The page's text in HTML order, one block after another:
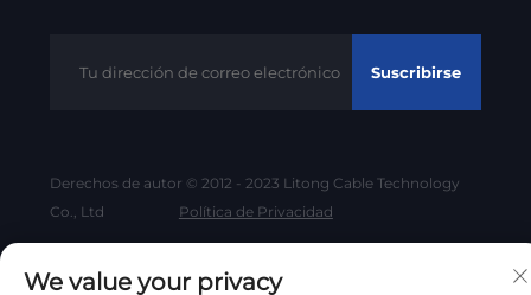
Suscribirse
Derechos de autor © 2012 - 2023 Litong Cable Technology
Co., Ltd
Política de Privacidad
We value your privacy